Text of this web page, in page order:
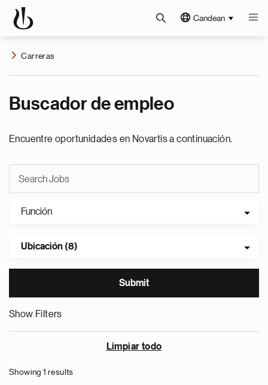
Candean
Carreras
Buscador de empleo
Encuentre oportunidades en Novartis a continuación.
Función
Ubicación (8)
Show Filters
Limpiar todo
Showing 1 results